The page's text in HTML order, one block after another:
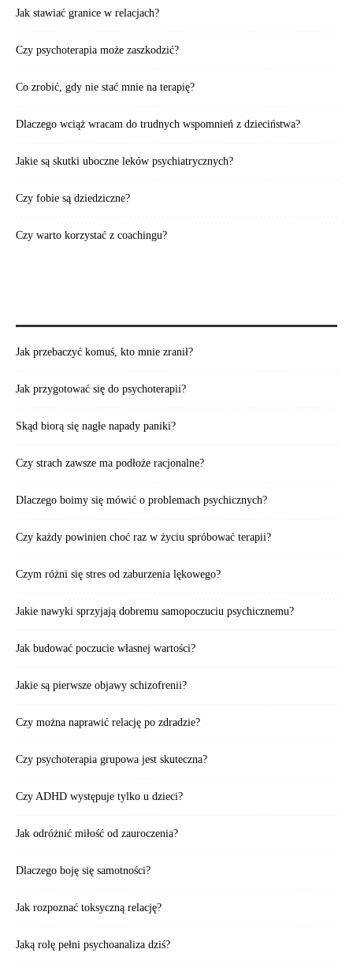
Jak stawiać granice w relacjach?
Czy psychoterapia może zaszkodzić?
Co zrobić, gdy nie stać mnie na terapię?
Dlaczego wciąż wracam do trudnych wspomnień z dzieciństwa?
Jakie są skutki uboczne leków psychiatrycznych?
Czy fobie są dziedziczne?
Czy warto korzystać z coachingu?
Jak przebaczyć komuś, kto mnie zranił?
Jak przygotować się do psychoterapii?
Skąd biorą się nagłe napady paniki?
Czy strach zawsze ma podłoże racjonalne?
Dlaczego boimy się mówić o problemach psychicznych?
Czy każdy powinien choć raz w życiu spróbować terapii?
Czym różni się stres od zaburzenia lękowego?
Jakie nawyki sprzyjają dobremu samopoczuciu psychicznemu?
Jak budować poczucie własnej wartości?
Jakie są pierwsze objawy schizofrenii?
Czy można naprawić relację po zdradzie?
Czy psychoterapia grupowa jest skuteczna?
Czy ADHD występuje tylko u dzieci?
Jak odróżnić miłość od zauroczenia?
Dlaczego boję się samotności?
Jak rozpoznać toksyczną relację?
Jaką rolę pełni psychoanaliza dziś?